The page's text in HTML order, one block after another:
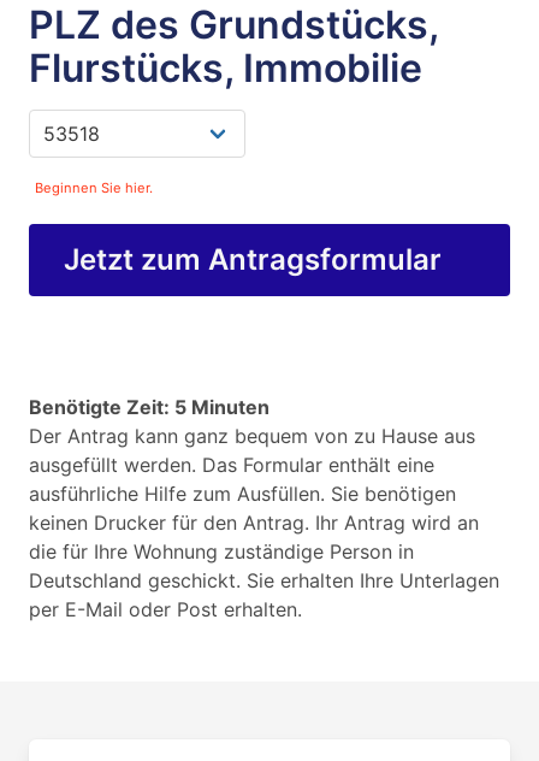
PLZ des Grundstücks,
Flurstücks, Immobilie
Beginnen Sie hier.
Jetzt zum Antragsformular
Benötigte Zeit: 5 Minuten
Der Antrag kann ganz bequem von zu Hause aus
ausgefüllt werden. Das Formular enthält eine
ausführliche Hilfe zum Ausfüllen. Sie benötigen
keinen Drucker für den Antrag. Ihr Antrag wird an
die für Ihre Wohnung zuständige Person in
Deutschland geschickt. Sie erhalten Ihre Unterlagen
per E-Mail oder Post erhalten.